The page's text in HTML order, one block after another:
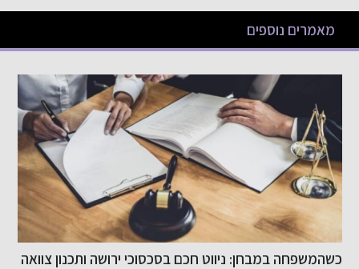
מאמרים נוספים
שיפור האשראי שלך בקלות